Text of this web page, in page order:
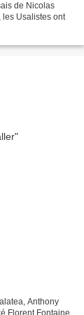
de Nicolas
les Usalistes ont
Anthony
Florent Fontaine,